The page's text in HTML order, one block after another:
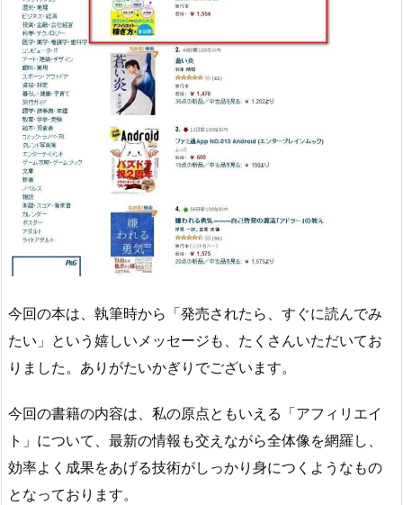
今回の本は、執筆時から「発売されたら、すぐに読んでみ
たい」という嬉しいメッセージも、たくさんいただいてお
りました。ありがたいかぎりでございます。
今回の書籍の内容は、私の原点ともいえる「アフィリエイ
ト」について、最新の情報も交えながら全体像を網羅し、
効率よく成果をあげる技術がしっかり身につくようなもの
となっております。